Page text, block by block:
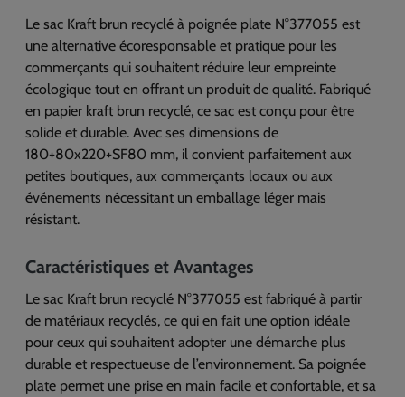
Le sac Kraft brun recyclé à poignée plate N°377055 est
une alternative écoresponsable et pratique pour les
commerçants qui souhaitent réduire leur empreinte
écologique tout en offrant un produit de qualité. Fabriqué
en papier kraft brun recyclé, ce sac est conçu pour être
solide et durable. Avec ses dimensions de
180+80x220+SF80 mm, il convient parfaitement aux
petites boutiques, aux commerçants locaux ou aux
événements nécessitant un emballage léger mais
résistant.
Caractéristiques et Avantages
Le sac Kraft brun recyclé N°377055 est fabriqué à partir
de matériaux recyclés, ce qui en fait une option idéale
pour ceux qui souhaitent adopter une démarche plus
durable et respectueuse de l’environnement. Sa poignée
plate permet une prise en main facile et confortable, et sa